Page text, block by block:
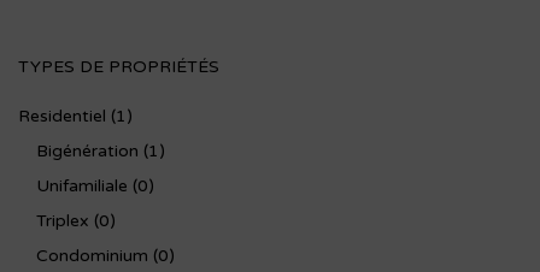
TYPES DE PROPRIÉTÉS
Residentiel (1)
Bigénération (1)
Unifamiliale (0)
Triplex (0)
Condominium (0)